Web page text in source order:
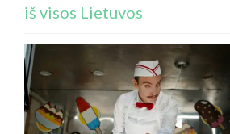
iš visos Lietuvos